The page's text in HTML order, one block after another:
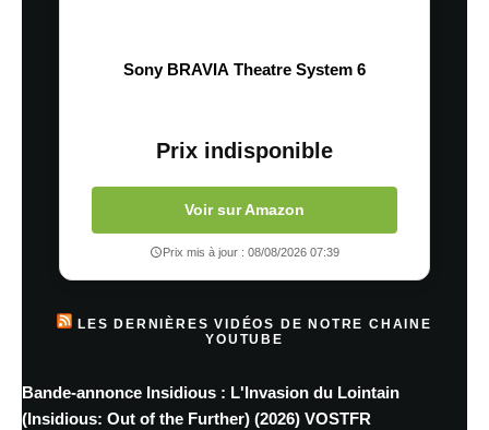
Sony BRAVIA Theatre System 6
Prix indisponible
Voir sur Amazon
Prix mis à jour : 08/08/2026 07:39
LES DERNIÈRES VIDÉOS DE NOTRE CHAINE
YOUTUBE
Bande-annonce Insidious : L'Invasion du Lointain
(Insidious: Out of the Further) (2026) VOSTFR